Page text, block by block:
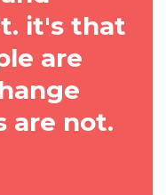
it's that
are
are not.